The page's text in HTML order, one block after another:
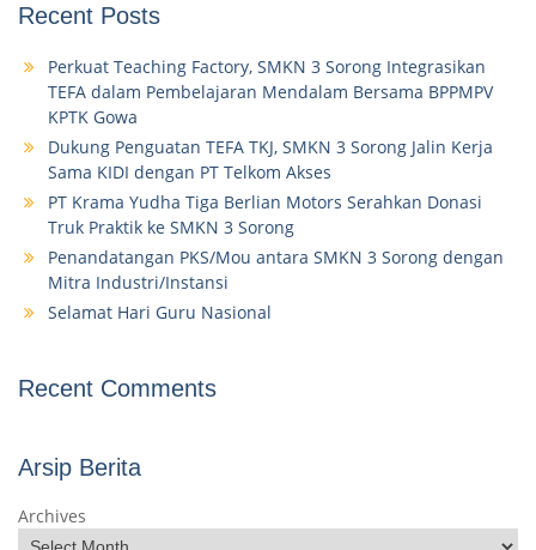
Recent Posts
Perkuat Teaching Factory, SMKN 3 Sorong Integrasikan
TEFA dalam Pembelajaran Mendalam Bersama BPPMPV
KPTK Gowa
Dukung Penguatan TEFA TKJ, SMKN 3 Sorong Jalin Kerja
Sama KIDI dengan PT Telkom Akses
PT Krama Yudha Tiga Berlian Motors Serahkan Donasi
Truk Praktik ke SMKN 3 Sorong
Penandatangan PKS/Mou antara SMKN 3 Sorong dengan
Mitra Industri/Instansi
Selamat Hari Guru Nasional
Recent Comments
Arsip Berita
Archives